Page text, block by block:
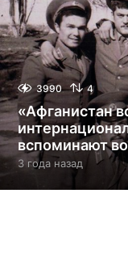
д
а
н
а
з
а
д
3990 4
«Афганистан
вспоминают
3 года назад
о